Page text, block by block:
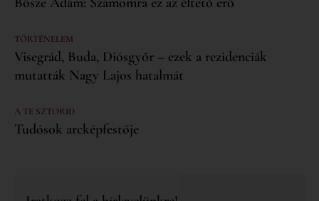
TÖRTÉNELEM
Visegrád, Buda, Diósgyőr – ezek a rezidenciák
mutatták Nagy Lajos hatalmát
A TE SZTORID
Tudósok arcképfestője